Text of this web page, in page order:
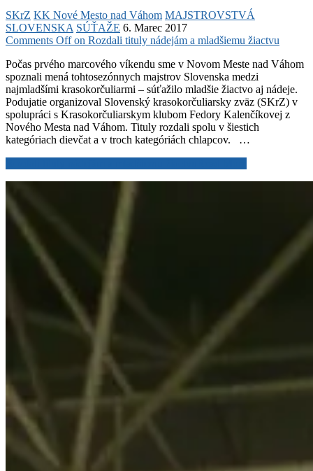
SKrZ KK Nové Mesto nad Váhom MAJSTROVSTVÁ
SLOVENSKA SÚŤAŽE 6. Marec 2017
Comments Offon Rozdali tituly nádejám a mladšiemu žiactvu
Počas prvého marcového víkendu sme v Novom Meste nad Váhom
spoznali mená tohtosezónnych majstrov Slovenska medzi
najmladšími krasokorčuliarmi – súťažilo mladšie žiactvo aj nádeje.
Podujatie organizoval Slovenský krasokorčuliarsky zväz (SKrZ) v
spolupráci s Krasokorčuliarskym klubom Fedory Kalenčíkovej z
Nového Mesta nad Váhom. Tituly rozdali spolu v šiestich
kategóriach dievčat a v troch kategóriách chlapcov. …